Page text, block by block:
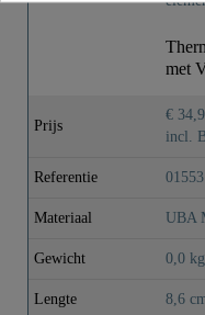
met
Prijs
€
incl.
Referentie 01553
Materiaal UBA
Gewicht 0,0 kg
Lengte 8,6